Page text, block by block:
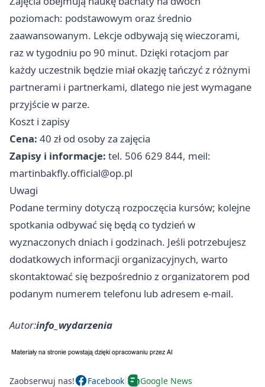
poziomach: podstawowym oraz średnio
zaawansowanym. Lekcje odbywają się wieczorami,
raz w tygodniu po 90 minut. Dzięki rotacjom par
każdy uczestnik będzie miał okazję tańczyć z różnymi
partnerami i partnerkami, dlatego nie jest wymagane
przyjście w parze.
Koszt i zapisy
Cena: 40 zł od osoby za zajęcia
Zapisy i informacje: tel. 506 629 844, meil:
martinbakfly.official@op.pl
Uwagi
Podane terminy dotyczą rozpoczęcia kursów; kolejne
spotkania odbywać się będą co tydzień w
wyznaczonych dniach i godzinach. Jeśli potrzebujesz
dodatkowych informacji organizacyjnych, warto
skontaktować się bezpośrednio z organizatorem pod
podanym numerem telefonu lub adresem e‑mail.
Autor:info_wydarzenia
Zaobserwuj nas! Facebook Google News